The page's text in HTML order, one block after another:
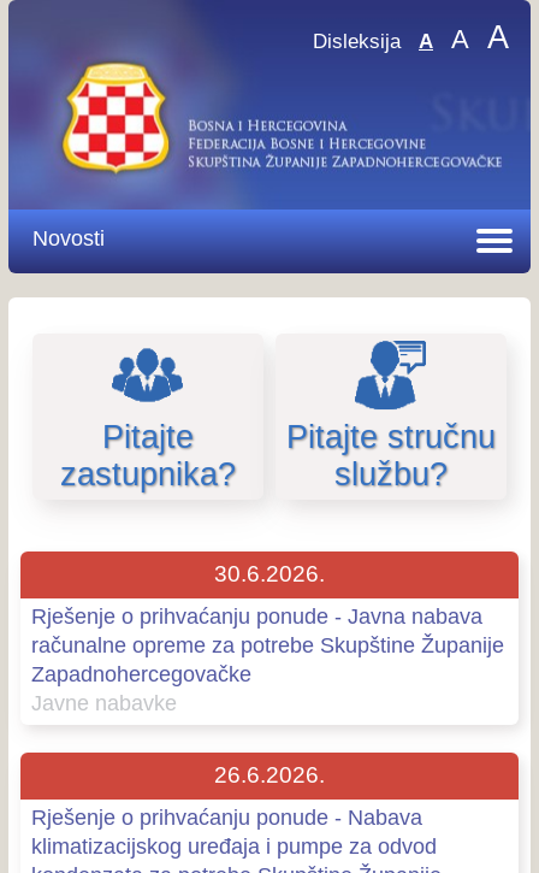
Disleksija A A A
Novosti
Pitajte
zastupnika?
Pitajte stručnu
službu?
Rješenje o prihvaćanju ponude - Javna nabava
računalne opreme za potrebe Skupštine Županije
Zapadnohercegovačke
30.6.2026.
Javne nabavke
Rješenje o prihvaćanju ponude - Nabava
klimatizacijskog uređaja i pumpe za odvod
26.6.2026.